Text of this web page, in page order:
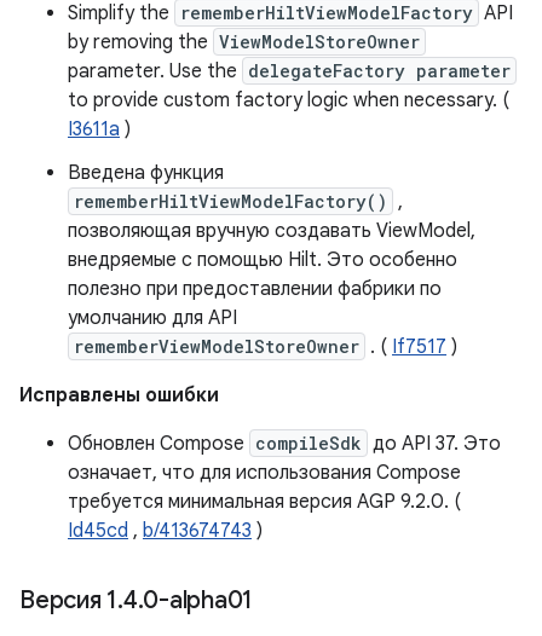
Simplify the
rememberHiltViewModelFactory API
by removing the ViewModelStoreOwner
parameter. Use the delegateFactory parameter
to provide custom factory logic when necessary. (
I3611a )
Введена функция
rememberHiltViewModelFactory() ,
позволяющая вручную создавать ViewModel,
внедряемые с помощью Hilt. Это особенно
полезно при предоставлении фабрики по
умолчанию для API
rememberViewModelStoreOwner . ( If7517 )
Исправлены ошибки
Обновлен Compose compileSdk до API 37. Это
означает, что для использования Compose
требуется минимальная версия AGP 9.2.0. (
Id45cd , b/413674743 )
Версия 1.4.0-alpha01